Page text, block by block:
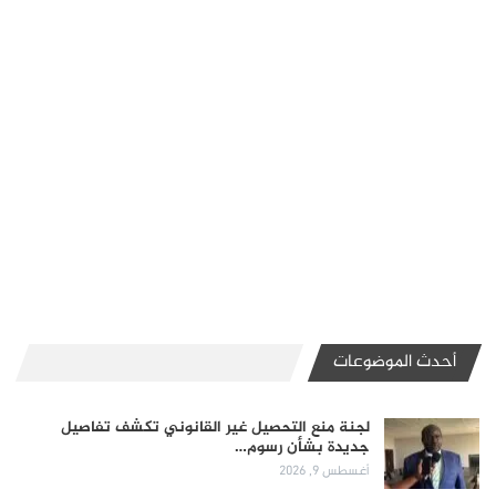
أحدث الموضوعات
لجنة منع التحصيل غير القانوني تكشف تفاصيل
جديدة بشأن رسوم…
أغسطس 9, 2026